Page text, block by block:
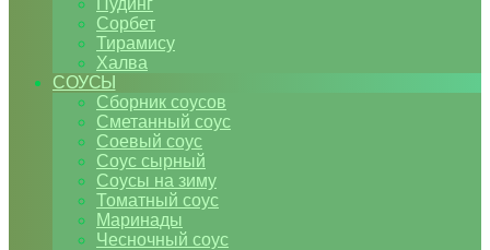
Пудинг
Сорбет
Тирамису
Халва
СОУСЫ
Сборник соусов
Сметанный соус
Соевый соус
Соус сырный
Соусы на зиму
Томатный соус
Маринады
Чесночный соус